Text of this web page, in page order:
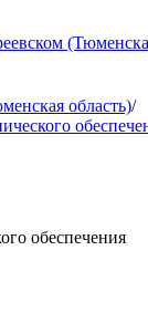
область)/
обеспечения